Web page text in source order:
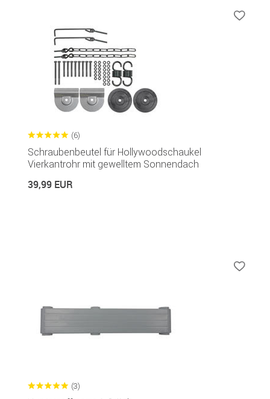
(6)
Schraubenbeutel für Hollywoodschaukel
Vierkantrohr mit gewelltem Sonnendach
39,99 EUR
(3)